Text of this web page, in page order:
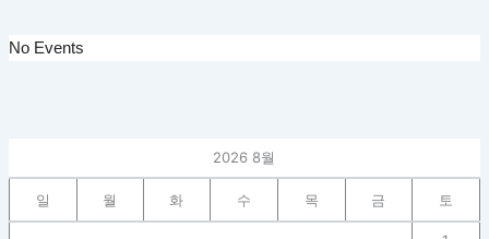
No Events
2026 8월
일 월 화 수 목 금 토